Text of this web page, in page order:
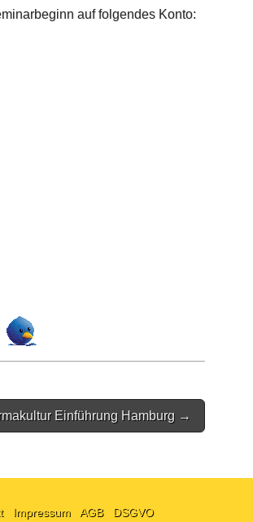
auf folgendes Konto:
Einführung Hamburg →
Impressum AGB DSGVO